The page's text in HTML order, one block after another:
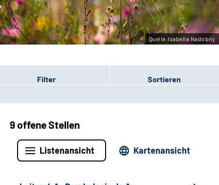
Leichte Sprache
Gebärdensprache
Quelle:Isabella Nadobny
Filter Sortieren
9 offene Stellen
Listenansicht Kartenansicht